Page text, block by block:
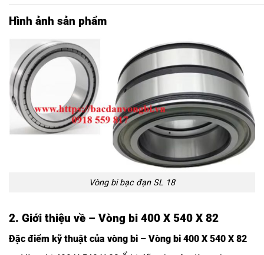
Hình ảnh sản phẩm
Vòng bi bạc đạn SL 18
2. Giới thiệu về – Vòng bi 400 X 540 X 82
Đặc điểm kỹ thuật của vòng bi – Vòng bi 400 X 540 X 82